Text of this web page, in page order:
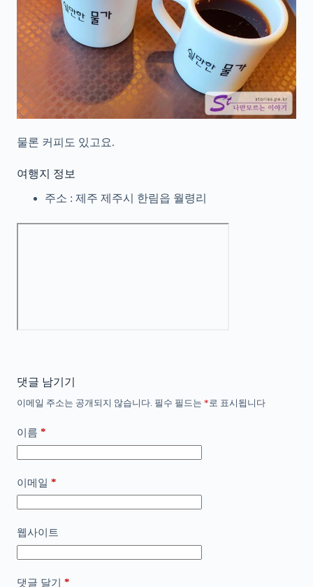
물론 커피도 있고요.
여행지 정보
주소 : 제주 제주시 한림읍 월령리
댓글 남기기
이메일 주소는 공개되지 않습니다. 필수 필드는 *로 표시됩니다
이름 *
이메일 *
웹사이트
댓글 달기 *